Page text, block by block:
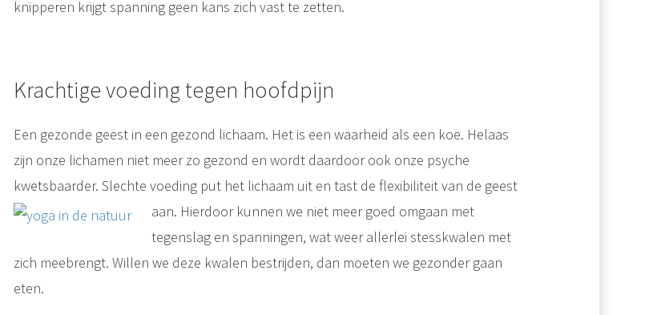
knipperen krijgt spanning geen kans zich vast te zetten.
Krachtige voeding tegen hoofdpijn
Een gezonde geest in een gezond lichaam. Het is een waarheid als een koe. Helaas
zijn onze lichamen niet meer zo gezond en wordt daardoor ook onze psyche
kwetsbaarder. Slechte voeding put het lichaam uit en tast de flexibiliteit van de geest
aan. Hierdoor kunnen we niet meer goed omgaan met
tegenslag en spanningen, wat weer allerlei stesskwalen met
zich meebrengt. Willen we deze kwalen bestrijden, dan moeten we gezonder gaan
eten.